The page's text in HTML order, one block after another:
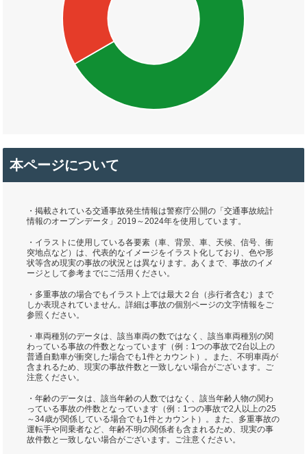
本ページについて
・掲載されている交通事故発生情報は警察庁公開の「交通事故統計
情報のオープンデータ」2019～2024年を使用しています。
・イラストに使用している各要素（車、背景、車、天候、信号、衝
突地点など）は、代表的なイメージをイラスト化しており、色や形
状等含め現実の事故の状況とは異なります。あくまで、事故のイメ
ージとして参考までにご活用ください。
・多重事故の場合でもイラスト上では最大２台（歩行者含む）まで
しか表現されていません。詳細は事故の個別ページの文字情報をご
参照ください。
・車両種別のデータは、該当車両の数ではなく、該当車両種別の関
わっている事故の件数となっています（例：1つの事故で2台以上の
普通自動車が衝突した場合でも1件とカウント）。また、不明車両が
含まれるため、現実の事故件数と一致しない場合がございます。ご
注意ください。
・年齢のデータは、該当年齢の人数ではなく、該当年齢人物の関わ
っている事故の件数となっています（例：1つの事故で2人以上の25
～34歳が関係している場合でも1件とカウント）。また、多重事故の
運転手や同乗者など、年齢不明の関係者も含まれるため、現実の事
故件数と一致しない場合がございます。ご注意ください。